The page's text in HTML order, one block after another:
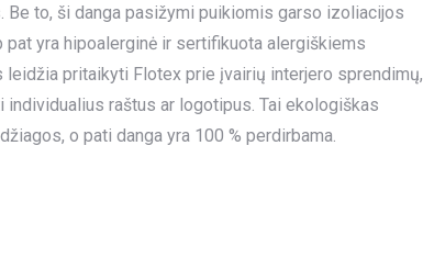
Be to, ši danga pasižymi puikiomis garso izoliacijos
yra hipoalerginė ir sertifikuota alergiškiems
pritaikyti Flotex prie įvairių interjero sprendimų,
raštus ar logotipus. Tai ekologiškas
o pati danga yra 100 % perdirbama.